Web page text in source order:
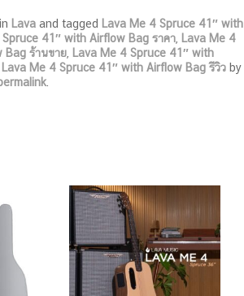
Lava and tagged Lava Me 4 Spruce 41″ with
41″ with Airflow Bag ราคา, Lava Me 4
Bag ร้านขาย, Lava Me 4 Spruce 41″ with
Lava Me 4 Spruce 41″ with Airflow Bag รีวิว by
.